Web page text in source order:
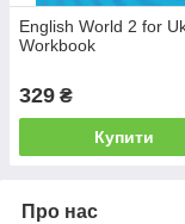
English World 2 for
Workbook
329 ₴
Купити
Про нас